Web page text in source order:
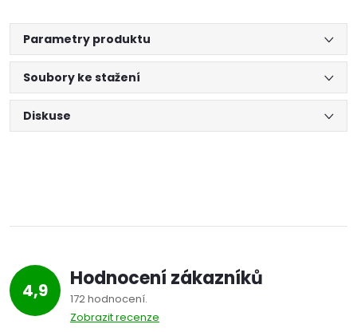
Parametry produktu
Soubory ke stažení
Diskuse
4,9 Hodnocení zákazníků
172 hodnocení
Zobrazit recenze